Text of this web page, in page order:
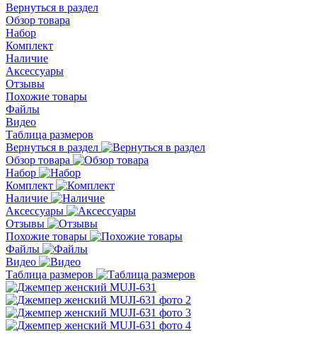
Вернуться в раздел
Обзор товара
Набор
Комплект
Наличие
Аксессуары
Отзывы
Похожие товары
Файлы
Видео
Таблица размеров
Вернуться в раздел
Обзор товара
Набор
Комплект
Наличие
Аксессуары
Отзывы
Похожие товары
Файлы
Видео
Таблица размеров